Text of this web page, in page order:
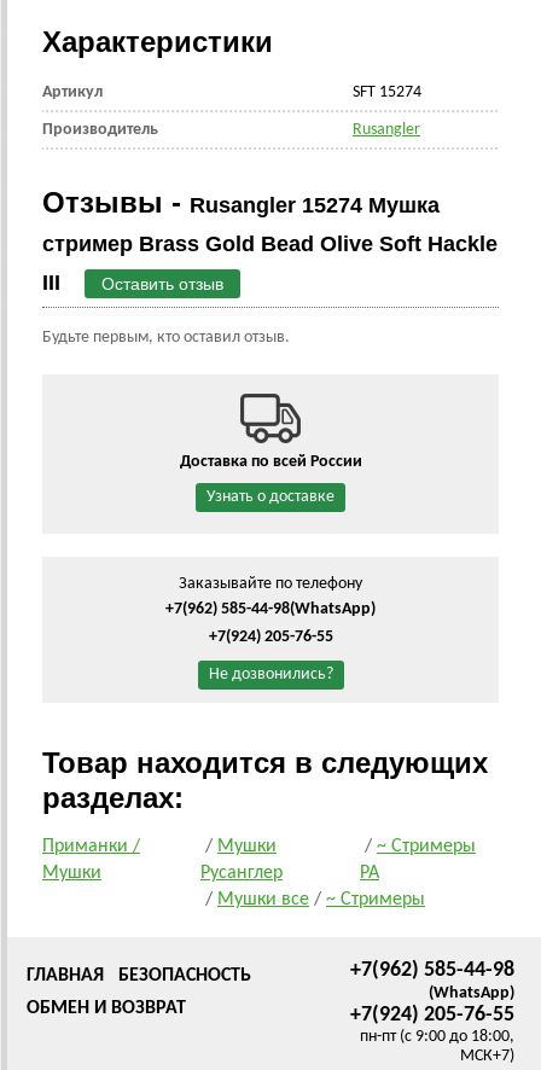
Характеристики
Артикул SFT 15274
Производитель Rusangler
Отзывы - Rusangler 15274 Мушка
стример Brass Gold Bead Olive Soft Hackle
III
Оставить отзыв
Будьте первым, кто оставил отзыв.
Доставка по всей России
Узнать о доставке
Заказывайте по телефону
+7(962) 585-44-98(WhatsApp)
+7(924) 205-76-55
Не дозвонились?
Товар находится в следующих
разделах:
Приманки /
Мушки
/ Мушки
Русанглер
/ ~ Стримеры
РА
/ Мушки все / ~ Стримеры
+7(962) 585-44-98
(WhatsApp)
+7(924) 205-76-55
пн-пт (с 9:00 до 18:00,
МСК+7)
ГЛАВНАЯ
БЕЗОПАСНОСТЬ
ОБМЕН И ВОЗВРАТ